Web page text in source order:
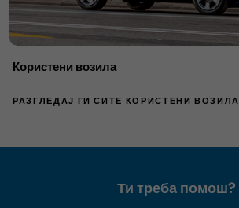
Користени возила
РАЗГЛЕДАЈ ГИ СИТЕ КОРИСТЕНИ ВОЗИЛА
Ти треба помош?